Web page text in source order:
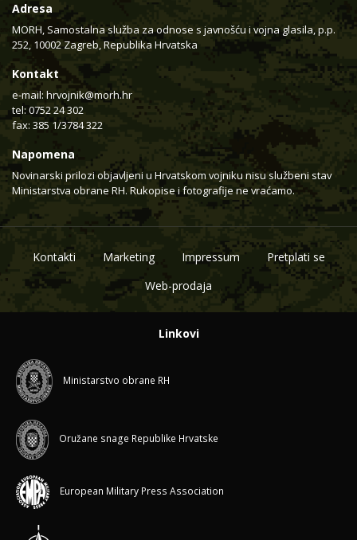
Adresa
MORH, Samostalna služba za odnose s javnošću i vojna glasila, p.p.
252, 10002 Zagreb, Republika Hrvatska
Kontakt
e-mail: hrvojnik@morh.hr
tel: 0752 24 302
fax: 385 1/3784 322
Napomena
Novinarski prilozi objavljeni u Hrvatskom vojniku nisu službeni stav
Ministarstva obrane RH. Rukopise i fotografije ne vraćamo.
Kontakti Marketing Impressum
Pretplati se
Web-prodaja
Linkovi
Ministarstvo obrane RH
Oružane snage Republike Hrvatske
European Military Press Association